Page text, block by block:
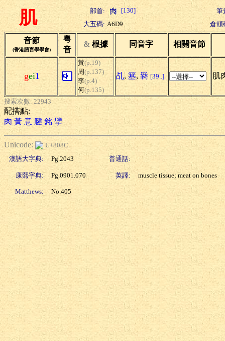
肌 部首: [130]
筆
大五碼: A6D9 倉頡
音節
(香港語言學學會)
粵
音
& 根據 同音字 相關音節
gei1
黃(p.19)
周(p.137)
李(p.4)
何(p.135)
乩, 簊, 羇 [39..] 肌
搜索次數: 22943
配搭點:
肉 黃 意 腱 銘 擘
Unicode:
U+808C
漢語大字典:
Pg.2043 普通話:
康熙字典: Pg.0901.070 英譯: muscle tissue; meat on bones
Matthews: No.405